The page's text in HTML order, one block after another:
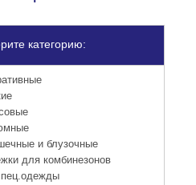
категорию:
и блузочные
для комбинезонов